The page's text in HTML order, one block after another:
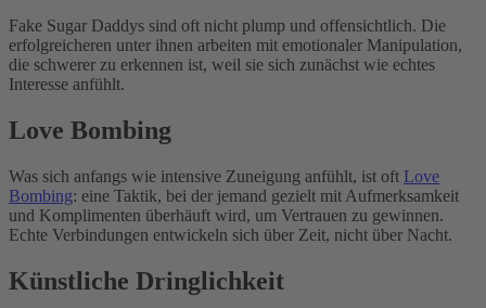
Fake Sugar Daddys sind oft nicht plump und offensichtlich. Die
erfolgreicheren unter ihnen arbeiten mit emotionaler Manipulation,
die schwerer zu erkennen ist, weil sie sich zunächst wie echtes
Interesse anfühlt.
Love Bombing
Was sich anfangs wie intensive Zuneigung anfühlt, ist oft Love
Bombing: eine Taktik, bei der jemand gezielt mit Aufmerksamkeit
und Komplimenten überhäuft wird, um Vertrauen zu gewinnen.
Echte Verbindungen entwickeln sich über Zeit, nicht über Nacht.
Künstliche Dringlichkeit